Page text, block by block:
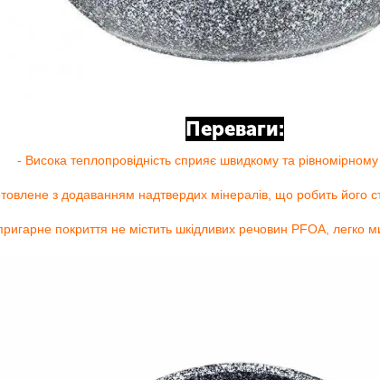
Переваги:
- Висока теплопровідність сприяє швидкому та рівномірному
з додаванням надтвердих мінералів, що робить його
покриття не містить шкідливих речовин PFOA, легко